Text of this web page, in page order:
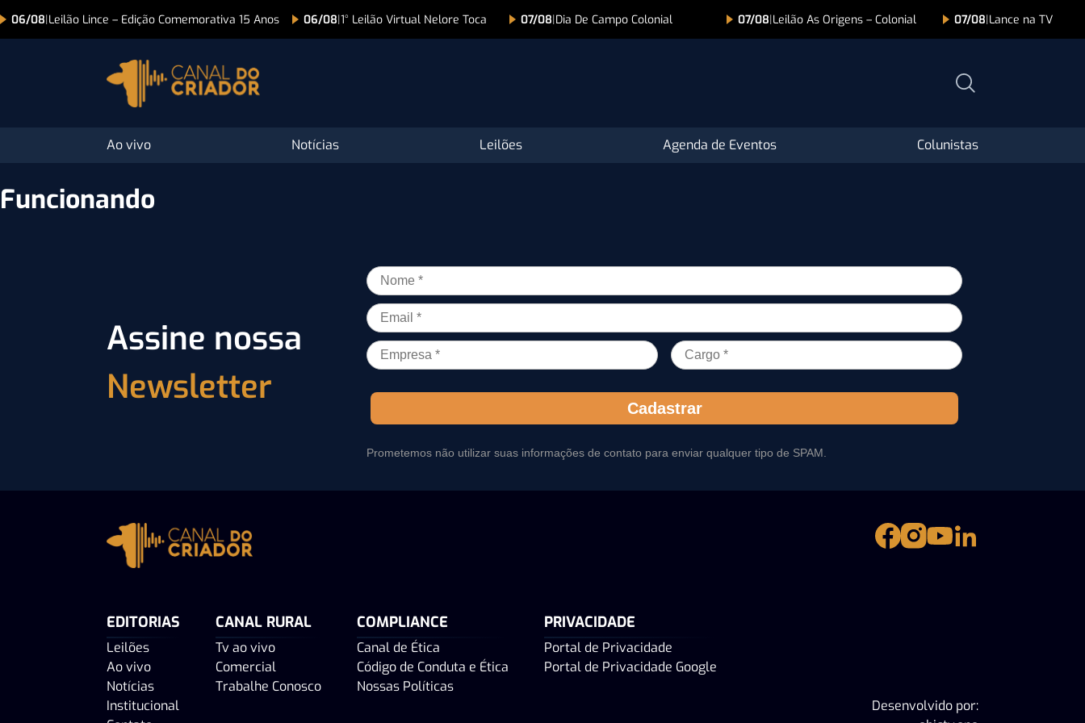
06/08|Leilão Lince – Edição Comemorativa 15 Anos 06/08|1° Leilão Virtual Nelore Toca 07/08|Dia De Campo Colonial 07/08|Leilão As Origens – Colonial 07/08|Lance na TV
Ao vivo Notícias Leilões Agenda de Eventos Colunistas
Funcionando
Assine nossa
Newsletter
Cadastrar
Prometemos não utilizar suas informações de contato para enviar qualquer tipo de SPAM.
EDITORIAS
Leilões
Ao vivo
Notícias
Institucional
CANAL RURAL
Tv ao vivo
Comercial
Trabalhe Conosco
COMPLIANCE
Canal de Ética
Código de Conduta e Ética
Nossas Políticas
PRIVACIDADE
Portal de Privacidade
Portal de Privacidade Google
Desenvolvido por: